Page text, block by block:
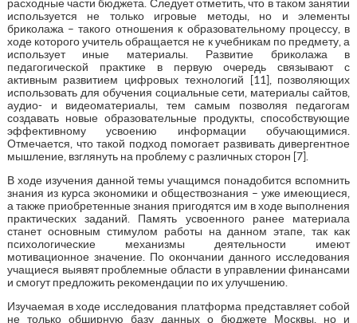
расходные части бюджета. Следует отметить, что в таком занятии
используется не только игровые методы, но и элементы
бриколажа – такого отношения к образовательному процессу, в
ходе которого учитель обращается не к учебникам по предмету, а
использует иные материалы. Развитие бриколажа в
педагогической практике в первую очередь связывают с
активным развитием цифровых технологий [11], позволяющих
использовать для обучения социальные сети, материалы сайтов,
аудио- и видеоматериалы, тем самым позволяя педагогам
создавать новые образовательные продукты, способствующие
эффективному усвоению информации обучающимися.
Отмечается, что такой подход помогает развивать дивергентное
мышление, взглянуть на проблему с различных сторон [7].
В ходе изучения данной темы учащимся понадобится вспомнить
знания из курса экономики и обществознания – уже имеющиеся,
а также приобретенные знания пригодятся им в ходе выполнения
практических заданий. Память усвоенного ранее материала
станет основным стимулом работы на данном этапе, так как
психологические механизмы деятельности имеют
мотивационное значение. По окончании данного исследования
учащиеся выявят проблемные области в управлении финансами
и смогут предложить рекомендации по их улучшению.
Изучаемая в ходе исследования платформа представляет собой
не только обширную базу данных о бюджете Москвы, но и